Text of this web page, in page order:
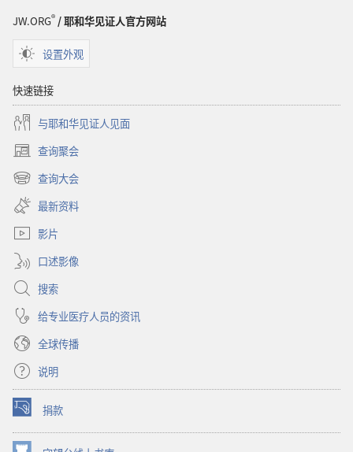
JW.ORG®/ 耶和华见证人官方网站
设置外观
快速链接
与耶和华见证人见面
查询聚会
（打
开
新
窗
口）
查询大会
（打
开
新
窗
最新资料
影片
口述影像
搜索
给专业医疗人员的资讯
全球传播
说明
捐款
（打
开
新